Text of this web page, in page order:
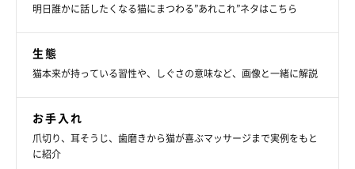
明日誰かに話したくなる猫にまつわる”あれこれ”ネタはこちら
生態
猫本来が持っている習性や、しぐさの意味など、画像と一緒に解説
お手入れ
爪切り、耳そうじ、歯磨きから猫が喜ぶマッサージまで実例をもと
に紹介